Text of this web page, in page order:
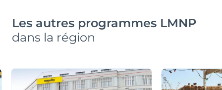
Les autres programmes LMNP
dans la région